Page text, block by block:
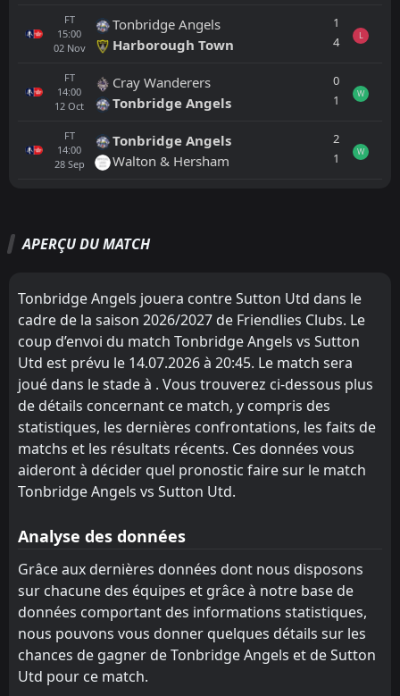
FT
15:00
02 Nov
Tonbridge Angels
Harborough Town
1
4
L
FT
14:00
12 Oct
Cray Wanderers
Tonbridge Angels
0
1
W
FT
14:00
28 Sep
Tonbridge Angels
Walton & Hersham
2
1
W
05 Aug
FT
14:00
01 Aug
Sutton Utd
Southampton U21
3
2
FT
18:45
28Jul
Sutton Utd
Folkestone Invicta
2
FT
14:00
25Jul
Sutton Utd
Horsham
CANCELLED
Salisbury
18:45
Walton & Hersham
1
D
FT
18Jul
Sutton Utd
AFC Wimbledon
1
2
18:45
Tonbridge Angels
APERÇU DU MATCH
Tonbridge Angels jouera contre Sutton Utd dans le
cadre de la saison 2026/2027 de Friendlies Clubs. Le
coup d’envoi du match Tonbridge Angels vs Sutton
Utd est prévu le 14.07.2026 à 20:45. Le match sera
joué dans le stade à . Vous trouverez ci-dessous plus
de détails concernant ce match, y compris des
statistiques, les dernières confrontations, les faits de
matchs et les résultats récents. Ces données vous
aideront à décider quel pronostic faire sur le match
Tonbridge Angels vs Sutton Utd.
Analyse des données
Grâce aux dernières données dont nous disposons
sur chacune des équipes et grâce à notre base de
données comportant des informations statistiques,
nous pouvons vous donner quelques détails sur les
chances de gagner de Tonbridge Angels et de Sutton
Utd pour ce match.